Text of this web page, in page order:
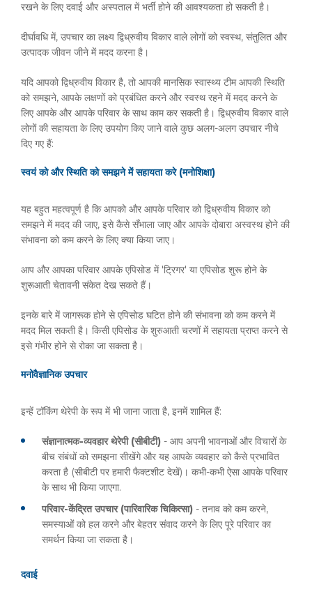
रखने के लिए दवाई और अस्पताल में भर्ती होने की आवश्यकता हो सकती है।
दीर्घावधि में, उपचार का लक्ष्य द्विध्रुवीय विकार वाले लोगों को स्वस्थ, संतुलित और
उत्पादक जीवन जीने में मदद करना है।
यदि आपको द्विध्रुवीय विकार है, तो आपकी मानसिक स्वास्थ्य टीम आपकी स्थिति
को समझने, आपके लक्षणों को प्रबंधित करने और स्वस्थ रहने में मदद करने के
लिए आपके और आपके परिवार के साथ काम कर सकती है। द्विध्रुवीय विकार वाले
लोगों की सहायता के लिए उपयोग किए जाने वाले कुछ अलग-अलग उपचार नीचे
दिए गए हैं:
स्वयं को और स्थिति को समझने में सहायता करे (मनोशिक्षा)
यह बहुत महत्वपूर्ण है कि आपको और आपके परिवार को द्विध्रुवीय विकार को
समझने में मदद की जाए, इसे कैसे सँभाला जाए और आपके दोबारा अस्वस्थ होने की
संभावना को कम करने के लिए क्या किया जाए।
आप और आपका परिवार आपके एपिसोड में 'ट्रिगर' या एपिसोड शुरू होने के
शुरूआती चेतावनी संकेत देख सकते हैं।
इनके बारे में जागरूक होने से एपिसोड घटित होने की संभावना को कम करने में
मदद मिल सकती है। किसी एपिसोड के शुरुआती चरणों में सहायता प्राप्त करने से
इसे गंभीर होने से रोका जा सकता है।
मनोवैज्ञानिक उपचार
इन्हें टॉकिंग थेरेपी के रूप में भी जाना जाता है, इनमें शामिल हैं:
संज्ञानात्मक-व्यवहार थेरेपी (सीबीटी) - आप अपनी भावनाओं और विचारों के
बीच संबंधों को समझना सीखेंगे और यह आपके व्यवहार को कैसे प्रभावित
करता है (सीबीटी पर हमारी फैक्टशीट देखें)। कभी-कभी ऐसा आपके परिवार
के साथ भी किया जाएगा.
परिवार-केंद्रित उपचार (पारिवारिक चिकित्सा) - तनाव को कम करने,
समस्याओं को हल करने और बेहतर संवाद करने के लिए पूरे परिवार का
समर्थन किया जा सकता है।
दवाई